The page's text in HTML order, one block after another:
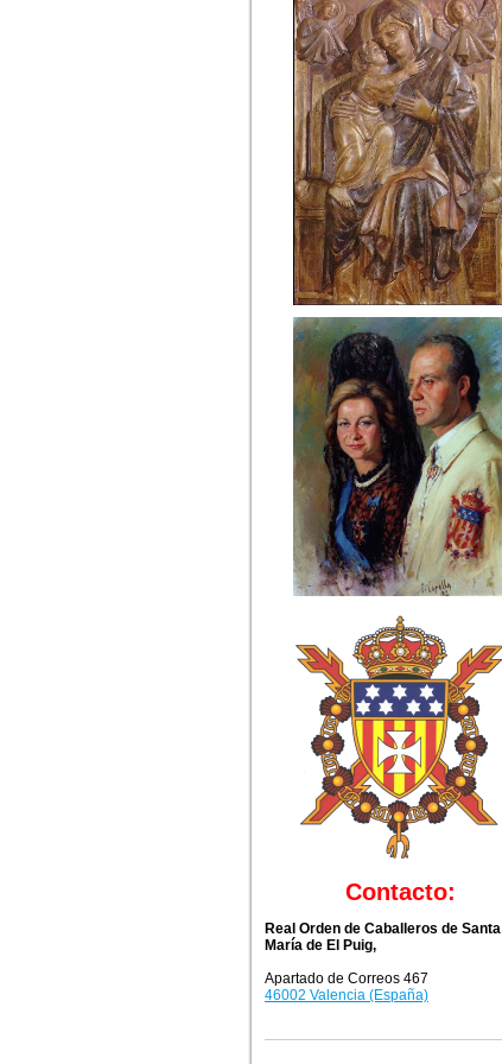
Contacto:
Real Orden de Caballeros de Santa
María de El Puig,
Apartado de Correos 467
46002 Valencia (España)